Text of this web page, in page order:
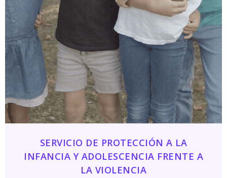
SERVICIO DE PROTECCIÓN A LA
INFANCIA Y ADOLESCENCIA FRENTE A
LA VIOLENCIA